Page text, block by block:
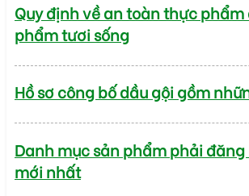
Quy định về an toàn thực
phẩm tươi sống
Hồ sơ công bố dầu gội gồm
Danh mục sản phẩm phải đăng
mới nhất